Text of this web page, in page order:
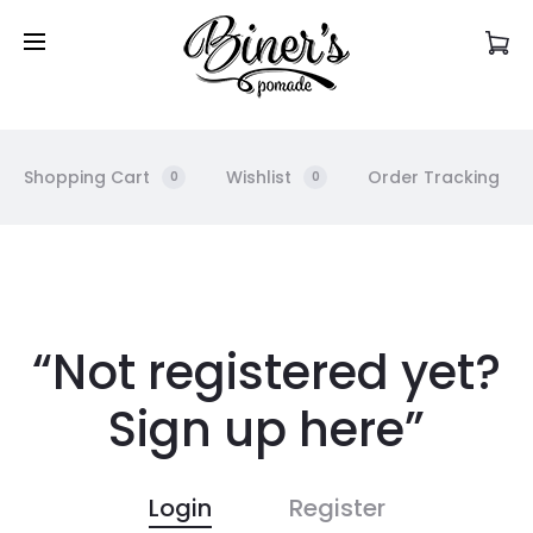
Commandez en ligne et récupérez votre produit
en magasin!
Shopping Cart 0 Wishlist 0 Order Tracking
y
“Not registered yet?
Sign up here”
Login Register